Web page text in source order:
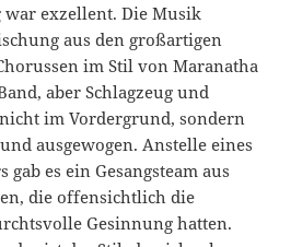
exzellent. Die Musik
aus den großartigen
im Stil von Maranatha
aber Schlagzeug und
im Vordergrund, sondern
ausgewogen. Anstelle eines
gab es ein Gesangsteam aus
die offensichtlich die
Gesinnung hatten.